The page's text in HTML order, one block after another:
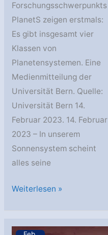
Forschungsschwerpunkts
PlanetS zeigen erstmals:
Es gibt insgesamt vier
Klassen von
Planetensystemen. Eine
Medienmitteilung der
Universität Bern. Quelle:
Universität Bern 14.
Februar 2023. 14. Februar
2023 – In unserem
Sonnensystem scheint
alles seine
Vier
Planetensystemen
Weiterlesen »